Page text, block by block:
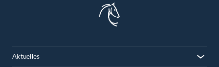
Aktuelles